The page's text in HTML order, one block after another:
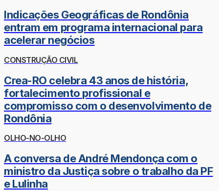
Indicações Geográficas de Rondônia
entram em programa internacional para
acelerar negócios
CONSTRUÇÃO CIVIL
Crea-RO celebra 43 anos de história,
fortalecimento profissional e
compromisso com o desenvolvimento de
Rondônia
OLHO-NO-OLHO
A conversa de André Mendonça com o
ministro da Justiça sobre o trabalho da PF
e Lulinha